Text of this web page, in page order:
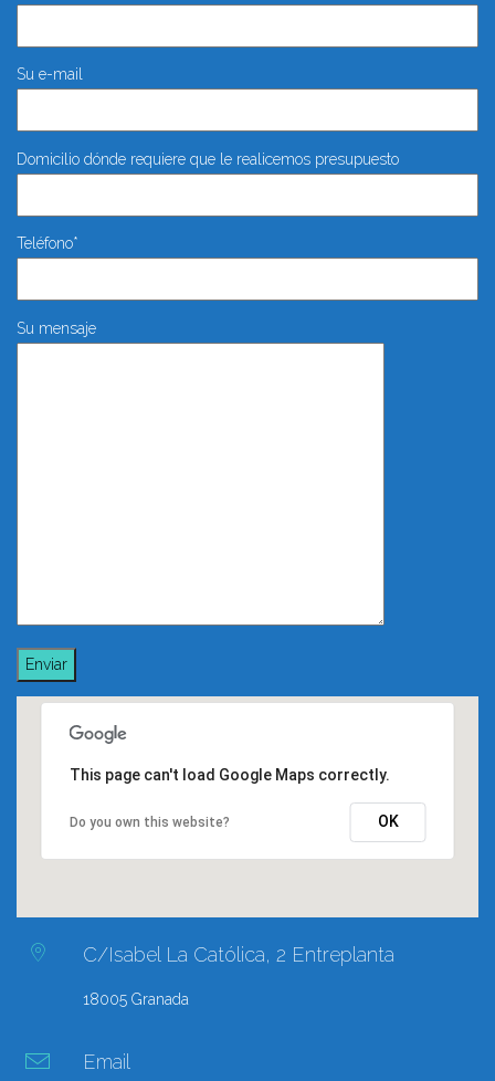
Su e-mail
Domicilio dónde requiere que le realicemos presupuesto
Teléfono*
Su mensaje
This page can't load Google Maps correctly.
Do you own this website? OK
C/Isabel La Católica, 2 Entreplanta
18005 Granada
Email